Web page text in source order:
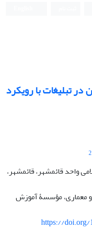
در تبلیغات با رویکرد
2
واحد قائمشهر، قائمشهر،
معماری، مؤسسۀ آموزش
https://doi.org/